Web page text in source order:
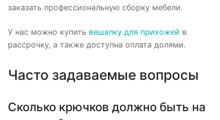
заказать профессиональную сборку мебели.
У нас можно купить вешалку для прихожей в
рассрочку, а также доступна оплата долями.
Часто задаваемые вопросы
Сколько крючков должно быть на